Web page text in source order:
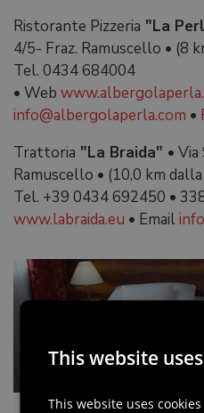
Ristorante Pizzeria "La
4/5- Fraz. Ramuscello • (8
Tel. 0434 684004
• Web
info@albergolaperla.com •
Trattoria "La Braida" • Via
Ramuscello • (10,0 km
Tel. +39 0434 692450 •
www.labraida.eu • Email
This website
This website uses